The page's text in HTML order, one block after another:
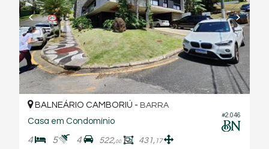
#2.046
BALNEÁRIO CAMBORIÚ - BARRA
Casa em Condomínio
4 5 4 522,00 431, 17